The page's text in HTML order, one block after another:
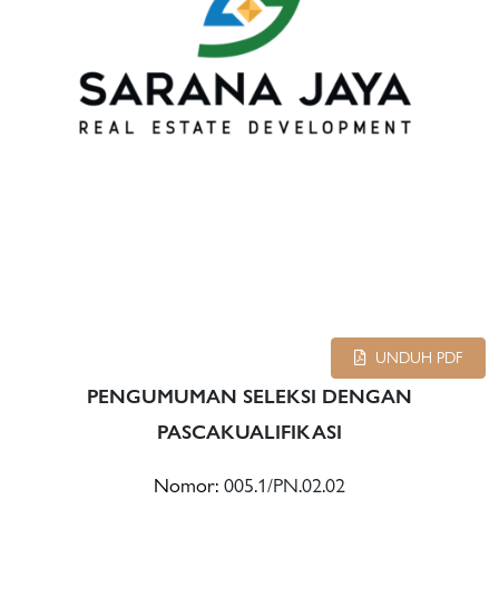
UNDUH PDF
PENGUMUMAN SELEKSI DENGAN
PASCAKUALIFIKASI
Nomor: 005.1/PN.02.02